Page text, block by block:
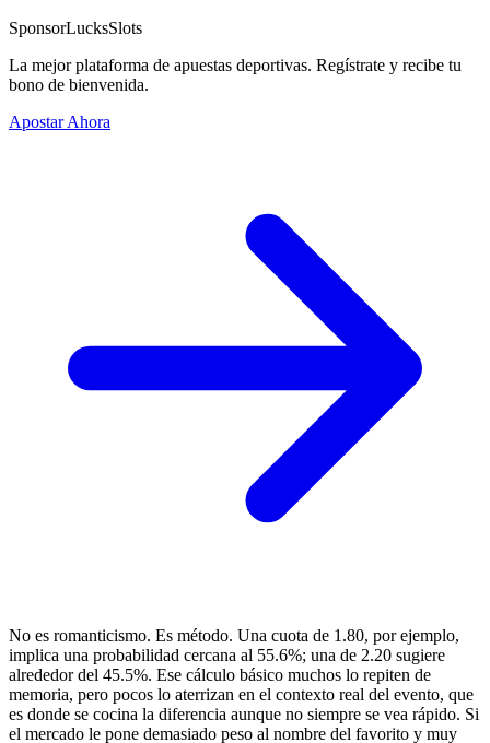
SponsorLucksSlots
La mejor plataforma de apuestas deportivas. Regístrate y recibe tu
bono de bienvenida.
Apostar Ahora
No es romanticismo. Es método. Una cuota de 1.80, por ejemplo,
implica una probabilidad cercana al 55.6%; una de 2.20 sugiere
alrededor del 45.5%. Ese cálculo básico muchos lo repiten de
memoria, pero pocos lo aterrizan en el contexto real del evento, que
es donde se cocina la diferencia aunque no siempre se vea rápido. Si
el mercado le pone demasiado peso al nombre del favorito y muy